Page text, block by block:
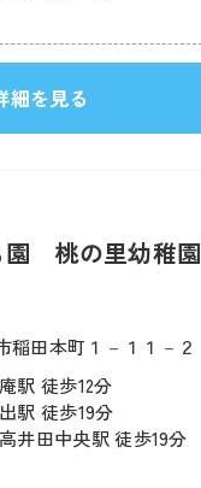
細を見る
園 桃の里幼稚園
稲田本町１－１１－２
駅 徒歩12分
駅 徒歩19分
井田中央駅 徒歩19分